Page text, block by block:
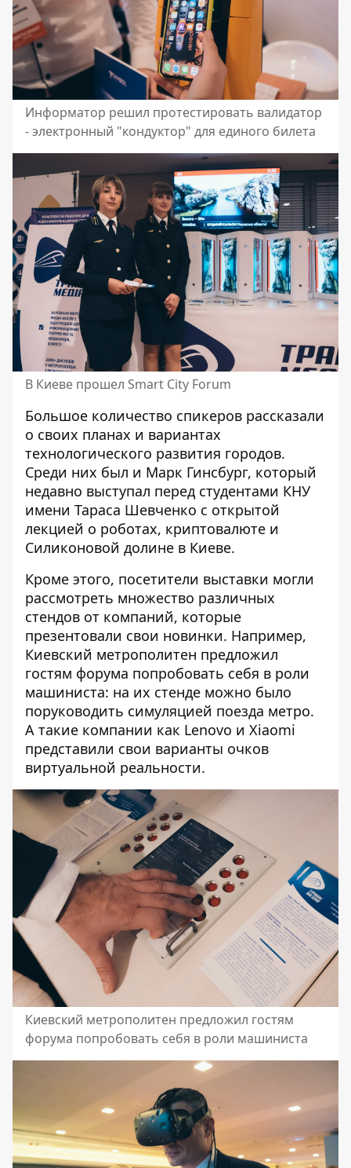
Информатор решил протестировать валидатор
- электронный "кондуктор" для единого билета
В Киеве прошел Smart City Forum
Большое количество спикеров рассказали
о своих планах и вариантах
технологического развития городов.
Среди них был и Марк Гинсбург, который
недавно выступал перед студентами КНУ
имени Тараса Шевченко с открытой
лекцией о роботах, криптовалюте и
Силиконовой долине в Киеве.
Кроме этого, посетители выставки могли
рассмотреть множество различных
стендов от компаний, которые
презентовали свои новинки. Например,
Киевский метрополитен предложил
гостям форума попробовать себя в роли
машиниста: на их стенде можно было
поруководить симуляцией поезда метро.
А такие компании как Lenovo и Xiaomi
представили свои варианты очков
виртуальной реальности.
Киевский метрополитен предложил гостям
форума попробовать себя в роли машиниста